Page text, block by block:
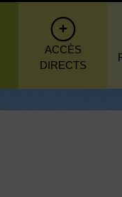
ACCÈS
DIRECTS